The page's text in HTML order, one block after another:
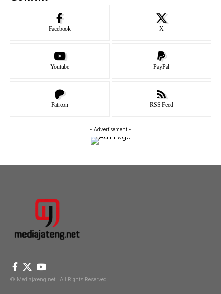
Facebook X
Youtube PayPal
Patreon RSS Feed
- Advertisement -
© Mediajateng.net. All Rights Reserved.